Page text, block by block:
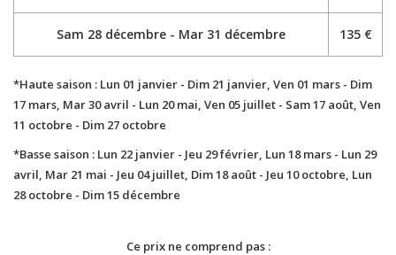
Sam 28 décembre - Mar 31 décembre 135 €
*Haute saison : Lun 01 janvier - Dim 21 janvier, Ven 01 mars - Dim
17 mars, Mar 30 avril - Lun 20 mai, Ven 05 juillet - Sam 17 août, Ven
11 octobre - Dim 27 octobre
*Basse saison : Lun 22 janvier - Jeu 29 février, Lun 18 mars - Lun 29
avril, Mar 21 mai - Jeu 04 juillet, Dim 18 août - Jeu 10 octobre, Lun
28 octobre - Dim 15 décembre
Ce prix ne comprend pas :